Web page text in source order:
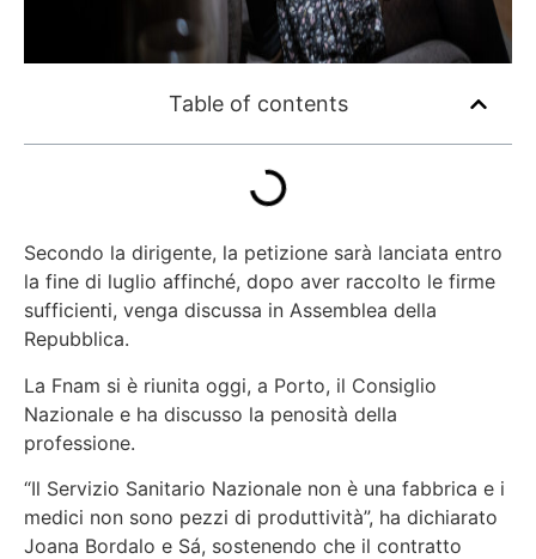
Table of contents
Secondo la dirigente, la petizione sarà lanciata entro
la fine di luglio affinché, dopo aver raccolto le firme
sufficienti, venga discussa in Assemblea della
Repubblica.
La Fnam si è riunita oggi, a Porto, il Consiglio
Nazionale e ha discusso la penosità della
professione.
“Il Servizio Sanitario Nazionale non è una fabbrica e i
medici non sono pezzi di produttività”, ha dichiarato
Joana Bordalo e Sá, sostenendo che il contratto